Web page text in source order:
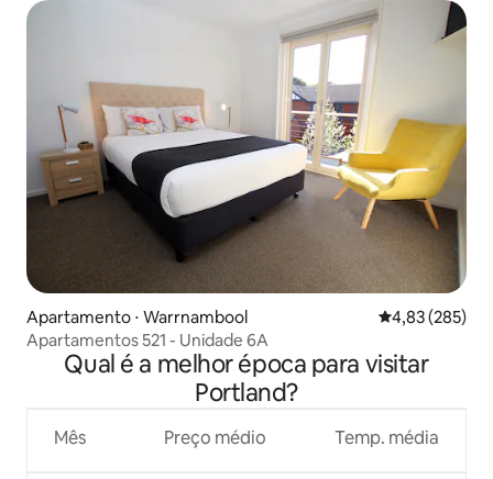
Apartamento ⋅ Warrnambool 4,83 de uma
4,83 (285)
Apartamentos 521 - Unidade 6A
Qual é a melhor época para visitar
Portland?
Mês Preço médio Temp. média